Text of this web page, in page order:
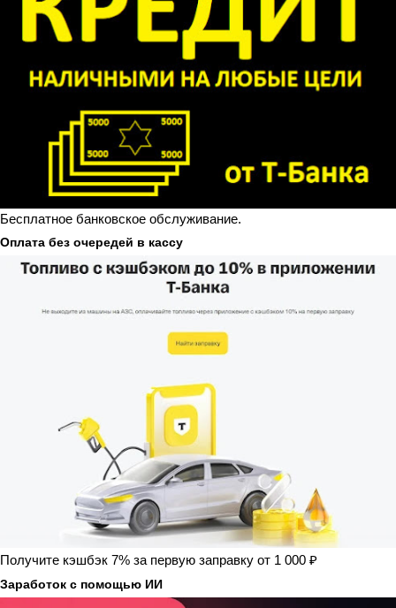
Бесплатное банковское обслуживание.
Оплата без очередей в кассу
Получите кэшбэк 7% за первую заправку от 1 000 ₽
Заработок с помощью ИИ